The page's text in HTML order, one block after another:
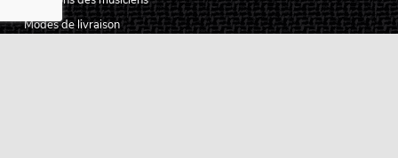
Modes de livraison